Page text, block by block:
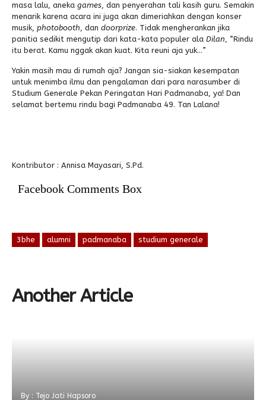
masa lalu, aneka games, dan penyerahan tali kasih guru. Semakin
menarik karena acara ini juga akan dimeriahkan dengan konser
musik, photobooth, dan doorprize. Tidak mengherankan jika
panitia sedikit mengutip dari kata-kata populer ala Dilan, “Rindu
itu berat. Kamu nggak akan kuat. Kita reuni aja yuk…”
Yakin masih mau di rumah aja? Jangan sia-siakan kesempatan
untuk menimba ilmu dan pengalaman dari para narasumber di
Studium Generale Pekan Peringatan Hari Padmanaba, ya! Dan
selamat bertemu rindu bagi Padmanaba 49. Tan Lalana!
Kontributor : Annisa Mayasari, S.Pd.
Facebook Comments Box
3bhe alumni padmanaba studium generale
Another Article
By : Tejo Jati Hapsoro